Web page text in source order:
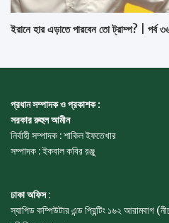
ইরানে হার এড়াতে পারবেন তো ট্রাম্প? | পর্ব
প্রধান সম্পাদক ও প্রকাশক :
সরকার রুহুল আমীন
নির্বাহী সম্পাদক : শাকিল ইফতেখার
সম্পাদক : ইকবাল কবির রঞ্জু
ঢাকা অফিস:
স্যাপিড কম্পিউটার এন্ড প্রিন্টিং ১৬২ আরামবাগ